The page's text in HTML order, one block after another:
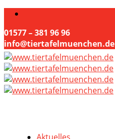
01577 – 381 96 96
info@tiertafelmuenchen.de